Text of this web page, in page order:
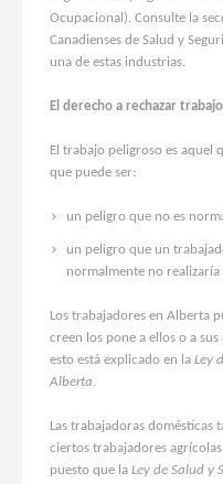
Ocupacional). Consulte la
Canadienses de Salud y
una de estas industrias.
El derecho a rechazar
El trabajo peligroso es aquel
que puede ser:
un peligro que no es
un peligro que un
normalmente no
Los trabajadores en Alberta
creen los pone a ellos o a
esto está explicado en la Ley
Alberta.
Las trabajadoras domésticas
ciertos trabajadores
puesto que la Ley de Salud y